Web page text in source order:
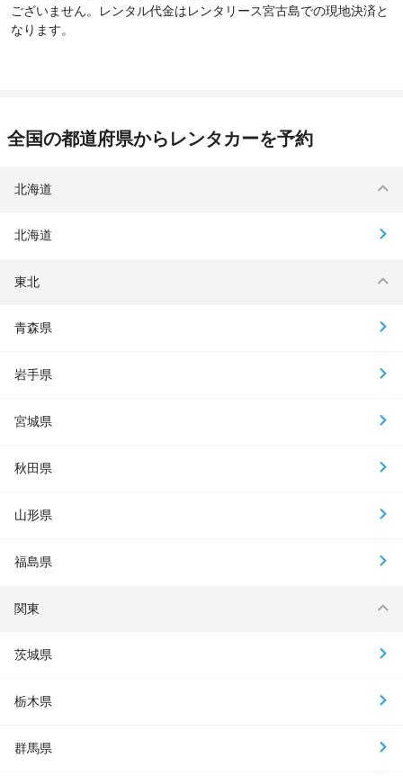
ございません。レンタル代金はレンタリース宮古島での現地決済と
なります。
全国の都道府県からレンタカーを予約
北海道
北海道
東北
青森県
岩手県
宮城県
秋田県
山形県
福島県
関東
茨城県
栃木県
群馬県